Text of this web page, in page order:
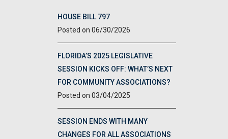
HOUSE BILL 797
06/30/2026
FLORIDA’S 2025 LEGISLATIVE
SESSION KICKS OFF: WHAT’S NEXT
FOR COMMUNITY ASSOCIATIONS?
03/04/2025
SESSION ENDS WITH MANY
CHANGES FOR ALL ASSOCIATIONS